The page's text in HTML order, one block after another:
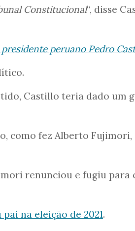
Constitucional“, disse
peruano Pedro
Castillo teria dado um
como fez Alberto Fujimori,
renunciou e fugiu para
na eleição de 2021.